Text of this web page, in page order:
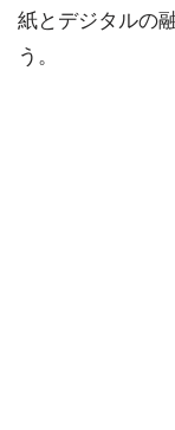
紙とデジタルの
う。